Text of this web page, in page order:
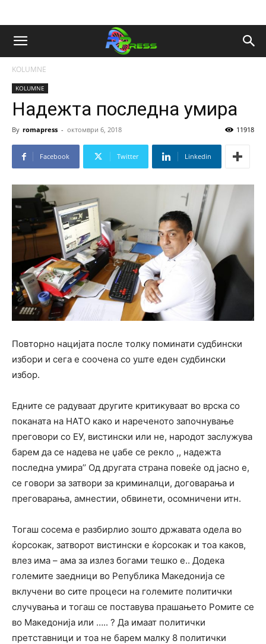
KOLUMNE
KOLUMNE
Надежта последна умира
By romapress - октомври 6, 2018 11918
Facebook Twitter Linkedin
Повторно нацијата после толку поминати судбински
избори и сега е соочена со уште еден судбински
избор.
Едните се радуваат другите критикуваат во врска со
поканата на НАТО како и нареченото започнување
преговори со ЕУ, вистински или не, народот заслужува
барем да се надева не џабе се рекло ,, надежта
последна умира’’ Од другата страна повеќе од јасно е,
се говори за затвори за криминалци, договарања и
преговарања, амнестии, обвинети, осомничени итн.
Тогаш сосема е разбирлио зошто државата одела во
ќорсокак, затворот вистински е ќорсокак и тоа каков,
влез има – ама за излез богами тешко е.. Додека
големите заедници во Република Македонија се
вклучени во сите процеси на големите политички
случувања и тогаш се поставува прашањето Ромите се
во Македонија или ….. ? Да имаат политички
претставници и тоа не барем малку 8 политички